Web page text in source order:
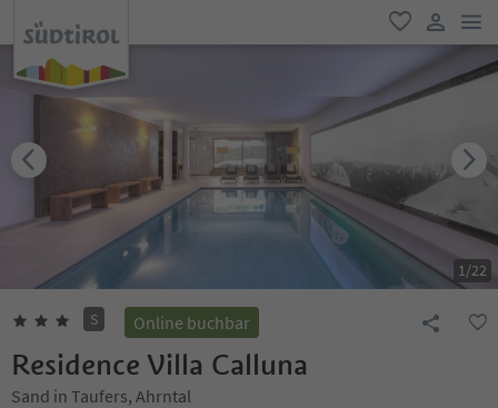
favorit
user link
1/22
S Online buchbar
Residence Villa Calluna
Sand in Taufers, Ahrntal